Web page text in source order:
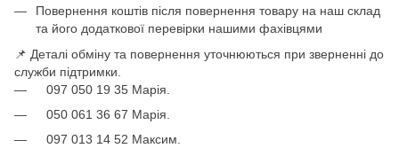
Повернення коштів після повернення товару на наш склад
та його додаткової перевірки нашими фахівцями
📌 Деталі обміну та повернення уточнюються при зверненні до
служби підтримки.
097 050 19 35 Марія.
050 061 36 67 Марія.
097 013 14 52 Максим.